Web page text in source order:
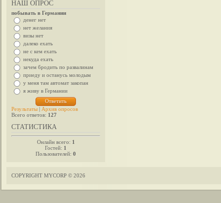
НАШ ОПРОС
побывать в Германии
денег нет
нет желания
визы нет
далеко ехать
не с кем ехать
некуда ехать
зачем бродить по развалинам
приеду и останусь молодым
у меня там автомат закопан
я живу в Германии
Результаты | Архив опросов
Всего ответов: 127
СТАТИСТИКА
Онлайн всего: 1
Гостей: 1
Пользователей: 0
COPYRIGHT MYCORP © 2026